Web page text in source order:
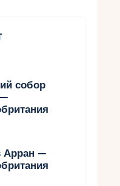
собор
Арран —